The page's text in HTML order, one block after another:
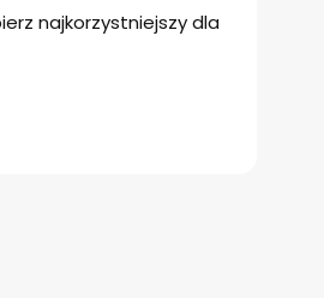
najkorzystniejszy dla